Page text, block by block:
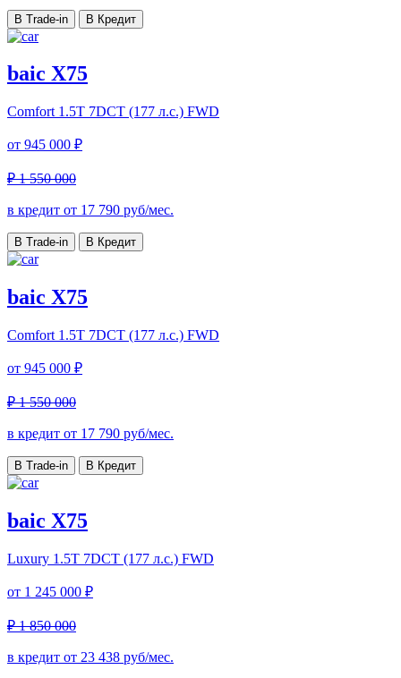
В Trade-in В Кредит
baic X75
Comfort 1.5T 7DCT (177 л.с.) FWD
от 945 000 ₽
₽ 1 550 000
в кредит от 17 790 руб/мес.
В Trade-in В Кредит
baic X75
Comfort 1.5T 7DCT (177 л.с.) FWD
от 945 000 ₽
₽ 1 550 000
в кредит от 17 790 руб/мес.
В Trade-in В Кредит
baic X75
Luxury 1.5T 7DCT (177 л.с.) FWD
от 1 245 000 ₽
₽ 1 850 000
в кредит от 23 438 руб/мес.